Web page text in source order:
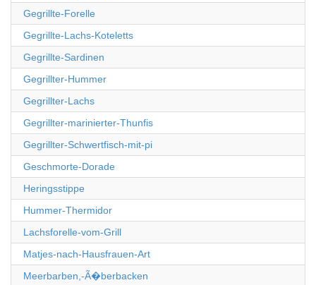
Gegrillte-Forelle
Gegrillte-Lachs-Koteletts
Gegrillte-Sardinen
Gegrillter-Hummer
Gegrillter-Lachs
Gegrillter-marinierter-Thunfis
Gegrillter-Schwertfisch-mit-pi
Geschmorte-Dorade
Heringsstippe
Hummer-Thermidor
Lachsforelle-vom-Grill
Matjes-nach-Hausfrauen-Art
Meerbarben,-Ã�berbacken